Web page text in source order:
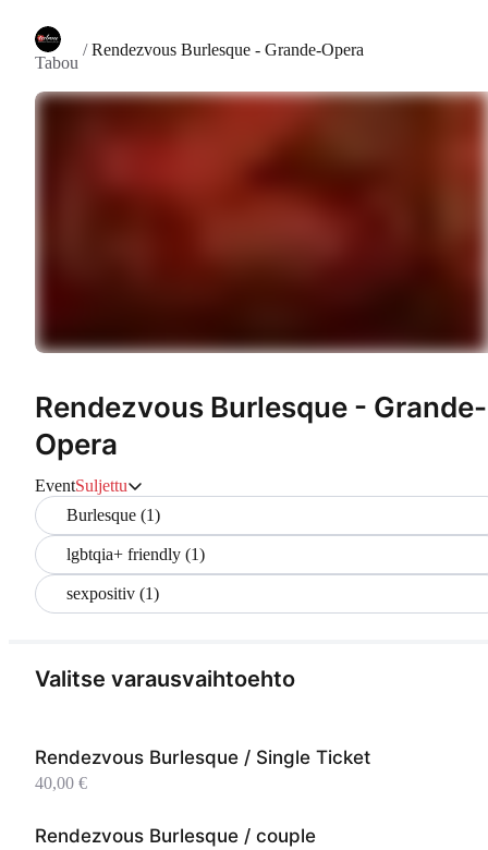
Tabou
/Rendezvous Burlesque - Grande-Opera
Rendezvous Burlesque - Grande-
Opera
EventSuljettu
Burlesque (1)
lgbtqia+ friendly (1)
sexpositiv (1)
Valitse varausvaihtoehto
Rendezvous Burlesque / Single Ticket
40,00 €
Rendezvous Burlesque / couple